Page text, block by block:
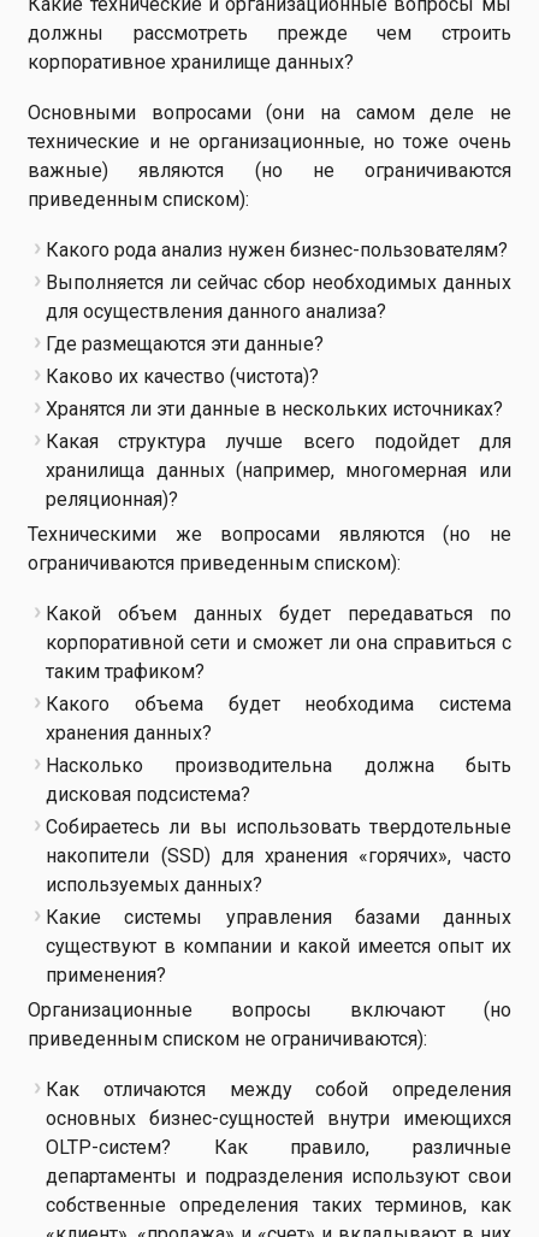
должны рассмотреть прежде чем строить
корпоративное хранилище данных?
Основными вопросами (они на самом деле не
технические и не организационные, но тоже очень
важные) являются (но не ограничиваются
приведенным списком):
Какого рода анализ нужен бизнес-пользователям?
Выполняется ли сейчас сбор необходимых данных
для осуществления данного анализа?
Где размещаются эти данные?
Каково их качество (чистота)?
Хранятся ли эти данные в нескольких источниках?
Какая структура лучше всего подойдет для
хранилища данных (например, многомерная или
реляционная)?
for any upfront fees
Техническими же вопросами являются (но не
ограничиваются приведенным списком):
Какой объем данных будет передаваться по
корпоративной сети и сможет ли она справиться с
таким трафиком?
Какого объема будет необходима система
хранения данных?
Насколько производительна должна быть
дисковая подсистема?
Собираетесь ли вы использовать твердотельные
накопители (SSD) для хранения «горячих», часто
используемых данных?
Какие системы управления базами данных
существуют в компании и какой имеется опыт их
применения?
Организационные вопросы включают (но
приведенным списком не ограничиваются):
Как отличаются между собой определения
основных бизнес-сущностей внутри имеющихся
OLTP-систем? Как правило, различные
департаменты и подразделения используют свои
собственные определения таких терминов, как